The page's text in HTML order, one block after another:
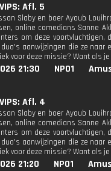
Afl. 5
Slaby en boer Ayoub
online comedians Sanne
om deze
duo's aanwijzingen die ze
voor deze missie? Want als
21:30 NPO1
Afl. 4
Slaby en boer Ayoub
online comedians Sanne
om deze
duo's aanwijzingen die ze
voor deze missie? Want als
21:20 NPO1